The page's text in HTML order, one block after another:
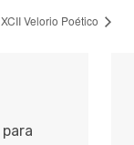
XCII Velorio Poético
para